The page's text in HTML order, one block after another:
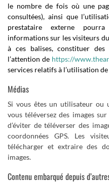
le nombre de fois où une
consultées), ainsi que
prestataire externe
informations sur les visiteurs
à ces balises, constituer
l’attention de https://
services relatifs à l’utilisation
Médias
Si vous êtes un utilisateur ou
vous téléversez des images
d’éviter de téléverser des
coordonnées GPS. Les
télécharger et extraire des
images.
Contenu embarqué depuis